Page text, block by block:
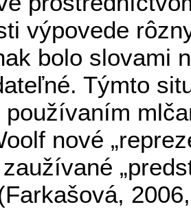
výpovede
bolo slovami
Týmto
nové